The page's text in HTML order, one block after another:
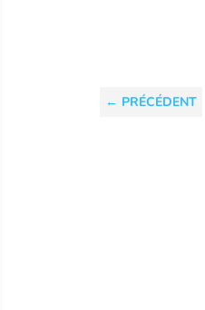
← PRÉCÉDENT